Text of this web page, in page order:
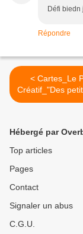
Défi biedn
Répondre
< Cartes_Le Potager
Créatif_"Des
papier"
Hébergé par
Top articles
Pages
Contact
Signaler un abus
C.G.U.